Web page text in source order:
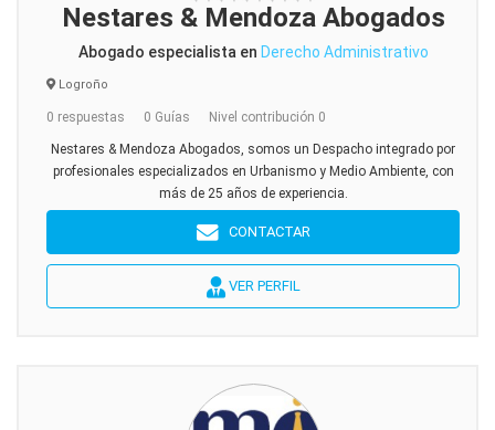
Nestares & Mendoza Abogados
Abogado especialista en Derecho Administrativo
Logroño
0 respuestas 0 Guías Nivel contribución 0
Nestares & Mendoza Abogados, somos un Despacho integrado por
profesionales especializados en Urbanismo y Medio Ambiente, con
más de 25 años de experiencia.
CONTACTAR
VER PERFIL